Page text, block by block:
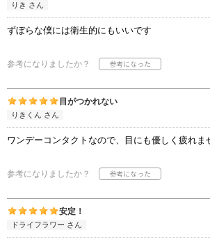
りき さん
ずぼらな僕には衛生的にもいいです
参考になりましたか？
目がつかれない
りきくん さん
ワンデーコンタクトなので、目にも優しく疲れま
参考になりましたか？
安定！
ドライフラワー さん